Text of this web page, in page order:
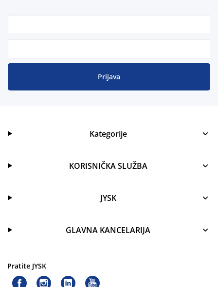
Prijava
Kategorije
KORISNIČKA SLUŽBA
JYSK
GLAVNA KANCELARIJA
Pratite JYSK